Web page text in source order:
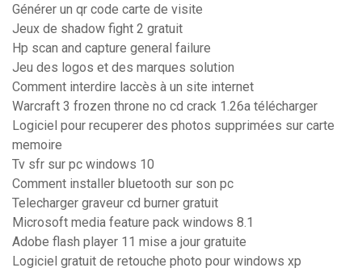
Générer un qr code carte de visite
Jeux de shadow fight 2 gratuit
Hp scan and capture general failure
Jeu des logos et des marques solution
Comment interdire laccès à un site internet
Warcraft 3 frozen throne no cd crack 1.26a télécharger
Logiciel pour recuperer des photos supprimées sur carte
memoire
Tv sfr sur pc windows 10
Comment installer bluetooth sur son pc
Telecharger graveur cd burner gratuit
Microsoft media feature pack windows 8.1
Adobe flash player 11 mise a jour gratuite
Logiciel gratuit de retouche photo pour windows xp